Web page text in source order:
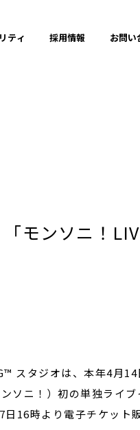
ティ 採用情報 お問い
モンソニ！
スタジオは、 本年4月14
ソニ！）初の単独ライブ
16時より電子チケット